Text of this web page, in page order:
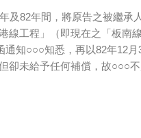
及82年間，將原告之被繼承
線工程」（即現在之「板南
通知○○○知悉，再以82年12
卻未給予任何補償，故○○○